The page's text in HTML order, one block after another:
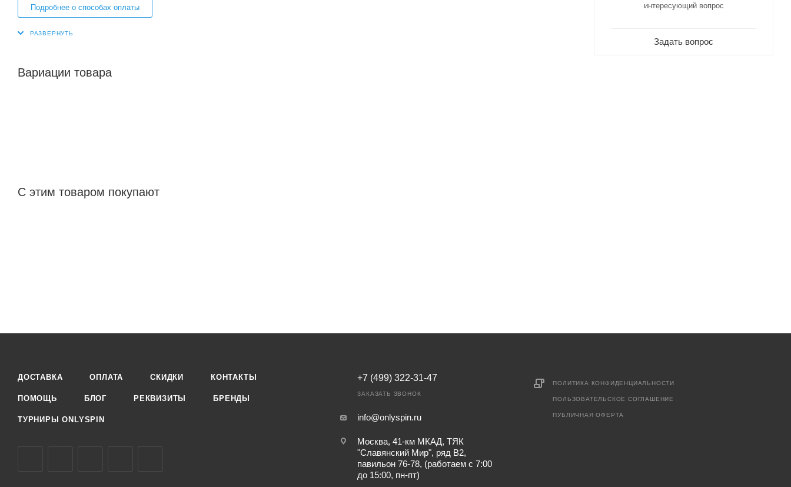
Подробнее о способах оплаты
Вариации товара
С этим товаром покупают
интересующий вопрос
Задать вопрос
ДОСТАВКА ОПЛАТА СКИДКИ КОНТАКТЫ
ПОМОЩЬ БЛОГ РЕКВИЗИТЫ БРЕНДЫ
ТУРНИРЫ ONLYSPIN
+7 (499) 322-31-47
ЗАКАЗАТЬ ЗВОНОК
info@onlyspin.ru
Москва, 41-км МКАД, ТЯК
"Славянский Мир", ряд В2,
павильон 76-78, (работаем с 7:00
до 15:00, пн-пт)
ПОЛИТИКА КОНФИДЕНЦИАЛЬНОСТИ
ПОЛЬЗОВАТЕЛЬСКОЕ СОГЛАШЕНИЕ
ПУБЛИЧНАЯ ОФЕРТА